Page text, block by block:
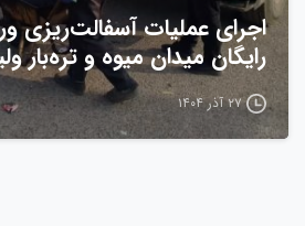
اجرای عملیات آسفالت‌ریزی
رایگان میدان میوه و تره‌بار
۲۷ آذر ۱۴۰۴